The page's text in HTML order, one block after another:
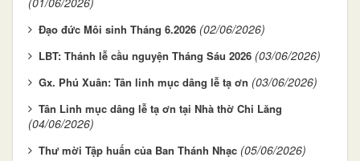
Đạo đức Môi sinh Tháng 6.2026 (02/06/2026)
LBT: Thánh lễ cầu nguyện Tháng Sáu 2026 (03/06/2026)
Gx. Phú Xuân: Tân linh mục dâng lễ tạ ơn (03/06/2026)
Tân Linh mục dâng lễ tạ ơn tại Nhà thờ Chi Lăng
(04/06/2026)
Thư mời Tập huấn của Ban Thánh Nhạc (05/06/2026)